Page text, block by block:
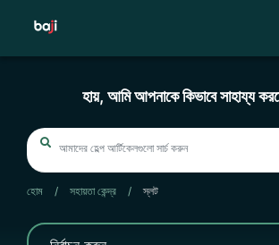
হায়, আমি আপনাকে কিভাবে সাহায্য
হোম / সহায়তা কেন্দ্র / স্লট